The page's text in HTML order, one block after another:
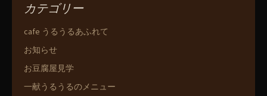
カテゴリー
cafe うるうるあふれて
お知らせ
お豆腐屋見学
一献うるうるのメニュー